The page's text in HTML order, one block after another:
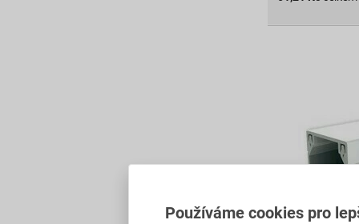
Používáme cookies pro